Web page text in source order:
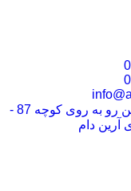
کرمان - بلوارجهاد - نبش خیابان یاسین رو به روی کوچه 87 -
آرین دام